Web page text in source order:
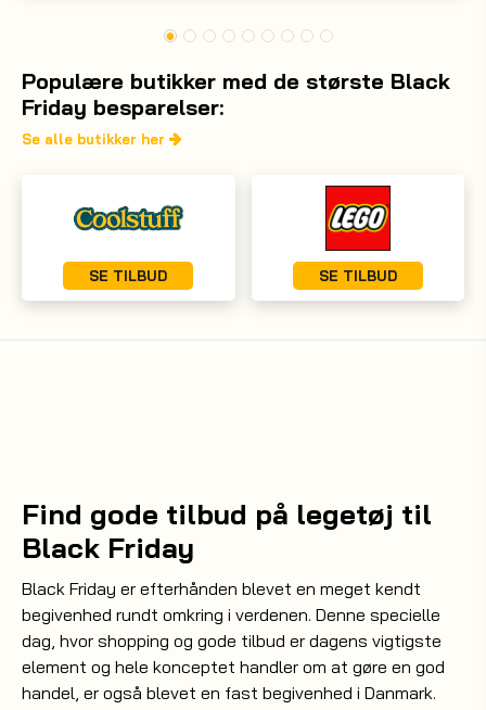
Populære butikker med de største Black
Friday besparelser:
Se alle butikker her
SE TILBUD SE TILBUD
Find gode tilbud på legetøj til
Black Friday
Black Friday er efterhånden blevet en meget kendt
begivenhed rundt omkring i verdenen. Denne specielle
dag, hvor shopping og gode tilbud er dagens vigtigste
element og hele konceptet handler om at gøre en god
handel, er også blevet en fast begivenhed i Danmark.